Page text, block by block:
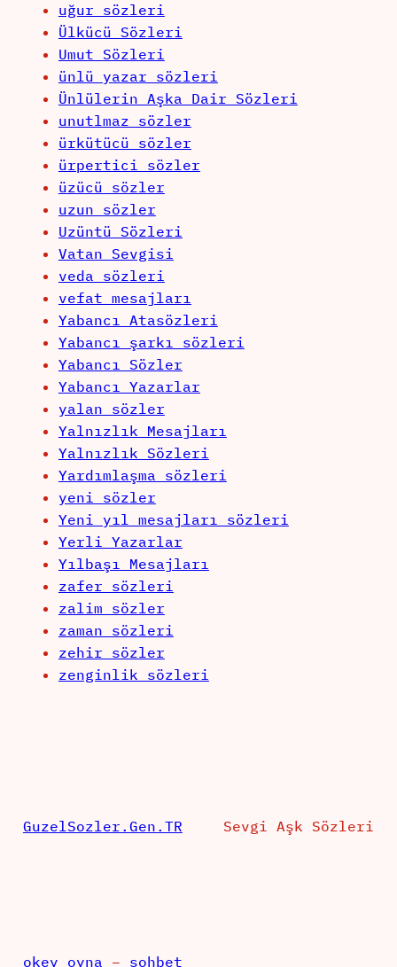
uğur sözleri
Ülkücü Sözleri
Umut Sözleri
ünlü yazar sözleri
Ünlülerin Aşka Dair Sözleri
unutlmaz sözler
ürkütücü sözler
ürpertici sözler
üzücü sözler
uzun sözler
Uzüntü Sözleri
Vatan Sevgisi
veda sözleri
vefat mesajları
Yabancı Atasözleri
Yabancı şarkı sözleri
Yabancı Sözler
Yabancı Yazarlar
yalan sözler
Yalnızlık Mesajları
Yalnızlık Sözleri
Yardımlaşma sözleri
yeni sözler
Yeni yıl mesajları sözleri
Yerli Yazarlar
Yılbaşı Mesajları
zafer sözleri
zalim sözler
zaman sözleri
zehir sözler
zenginlik sözleri
GuzelSozler.Gen.TR Sevgi Aşk Sözleri
okey oyna – sohbet